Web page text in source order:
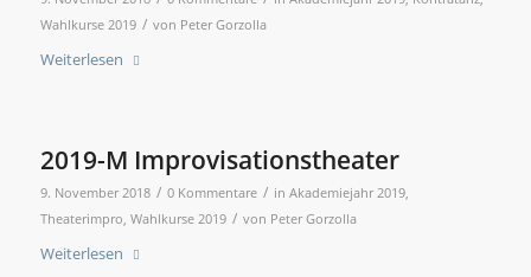
Wahlkurse 2019 / von Peter Gorzolla
Weiterlesen
2019-M Improvisationstheater
9. November 2018 / 0 Kommentare / in Akademiejahr 2019,
Theaterimpro, Wahlkurse 2019 / von Peter Gorzolla
Weiterlesen